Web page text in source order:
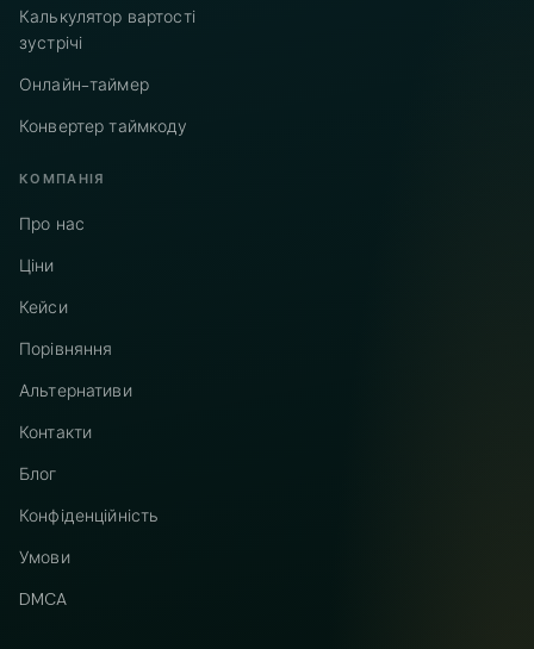
Калькулятор вартості
зустрічі
Онлайн-таймер
Конвертер таймкоду
КОМПАНІЯ
Про нас
Ціни
Кейси
Порівняння
Альтернативи
Контакти
Блог
Конфіденційність
Умови
DMCA